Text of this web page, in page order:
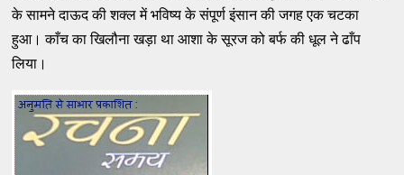
के सामने दाऊद की शक्‍ल में भविष्‍य के संपूर्ण इंसान की जगह एक चटका
हुआ। काँच का खिलौना खड़ा था आशा के सूरज को बर्फ की धूल ने ढाँप
लिया।